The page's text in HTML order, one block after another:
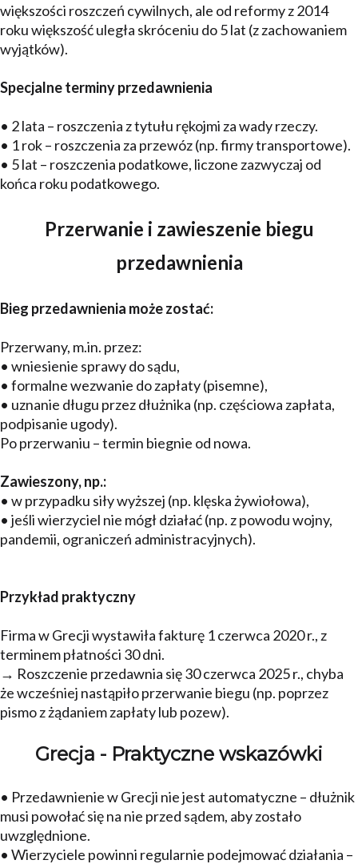
większości roszczeń cywilnych, ale od reformy z 2014
roku większość uległa skróceniu do 5 lat (z zachowaniem
wyjątków).
Specjalne terminy przedawnienia
• 2 lata – roszczenia z tytułu rękojmi za wady rzeczy.
• 1 rok – roszczenia za przewóz (np. firmy transportowe).
• 5 lat – roszczenia podatkowe, liczone zazwyczaj od
końca roku podatkowego.
Przerwanie i zawieszenie biegu
przedawnienia
Bieg przedawnienia może zostać:
Przerwany, m.in. przez:
• wniesienie sprawy do sądu,
• formalne wezwanie do zapłaty (pisemne),
• uznanie długu przez dłużnika (np. częściowa zapłata,
podpisanie ugody).
Po przerwaniu – termin biegnie od nowa.
Zawieszony, np.:
• w przypadku siły wyższej (np. klęska żywiołowa),
• jeśli wierzyciel nie mógł działać (np. z powodu wojny,
pandemii, ograniczeń administracyjnych).
Przykład praktyczny
Firma w Grecji wystawiła fakturę 1 czerwca 2020 r., z
terminem płatności 30 dni.
→ Roszczenie przedawnia się 30 czerwca 2025 r., chyba
że wcześniej nastąpiło przerwanie biegu (np. poprzez
pismo z żądaniem zapłaty lub pozew).
Grecja - Praktyczne wskazówki
• Przedawnienie w Grecji nie jest automatyczne – dłużnik
musi powołać się na nie przed sądem, aby zostało
uwzględnione.
• Wierzyciele powinni regularnie podejmować działania –